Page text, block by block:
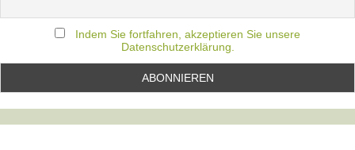
Indem Sie fortfahren, akzeptieren Sie unsere
Datenschutzerklärung.